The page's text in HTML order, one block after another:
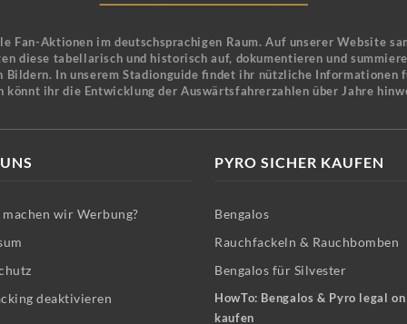
Fan-Aktionen im deutschsprachigen Raum. Auf unserer Website
diese tabellarisch und historisch auf, dokumentieren und
Bildern. In unserem Stadionguide findet ihr nützliche Informationen
könnt ihr die Entwicklung der Auswärtsfahrerzahlen über Jahre
wir Werbung?
deaktivieren
PYRO SICHER KAUFEN
Bengalos
Rauchfackeln & Rauchbomben
Bengalos für Silvester
HowTo: Bengalos & Pyro legal
kaufen